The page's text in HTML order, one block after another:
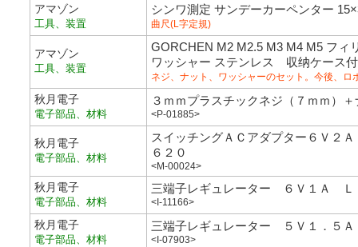
アマゾン
工具、装置
シンワ測定 サンデーカーペンター
曲尺(L字定規)
アマゾン
工具、装置
GORCHEN M2 M2.5 M3 M4 M5 フィ
ワッシャー ステンレス 収纳ケース
ネジ、ナット、ワッシャーのセット。今後、ロ
秋月電子
電子部品、材料
３ｍｍプラスチックネジ（７ｍｍ）
<P-01885>
秋月電子
電子部品、材料
スイッチングＡＣアダプター６Ｖ
６２０
<M-00024>
秋月電子
電子部品、材料
三端子レギュレーター ６Ｖ１Ａ Ｌ
<I-11166>
秋月電子
電子部品、材料
三端子レギュレーター ５Ｖ１．５
<I-07903>